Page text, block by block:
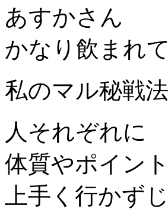
あすかさん
かなり飲まれ
私のマル秘戦
人それぞれに
体質やポイン
上手く行かず